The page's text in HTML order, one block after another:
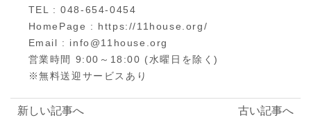
TEL : 048-654-0454
HomePage : https://11house.org/
Email : info@11house.org
営業時間 9:00～18:00 (水曜日を除く)
※無料送迎サービスあり
古い記事へ
新しい記事へ